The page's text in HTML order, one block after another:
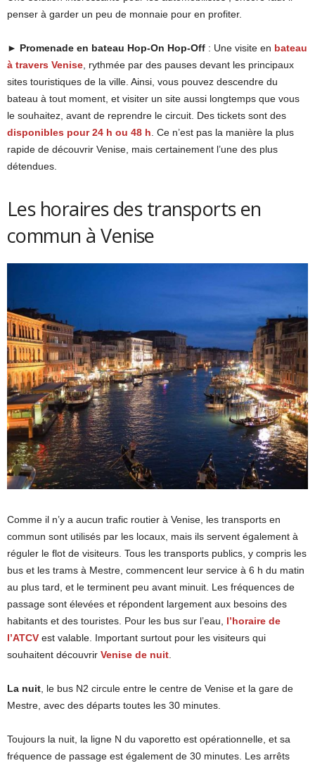
penser à garder un peu de monnaie pour en profiter.
► Promenade en bateau Hop-On Hop-Off : Une visite en bateau
à travers Venise , rythmée par des pauses devant les principaux
sites touristiques de la ville. Ainsi, vous pouvez descendre du
bateau à tout moment, et visiter un site aussi longtemps que vous
le souhaitez, avant de reprendre le circuit. Des tickets sont des
disponibles pour 24 h ou 48 h . Ce n’est pas la manière la plus
rapide de découvrir Venise, mais certainement l’une des plus
détendues.
Les horaires des transports en
commun à Venise
Comme il n’y a aucun trafic routier à Venise, les transports en
commun sont utilisés par les locaux, mais ils servent également à
réguler le flot de visiteurs. Tous les transports publics, y compris les
bus et les trams à Mestre, commencent leur service à 6 h du matin
au plus tard, et le terminent peu avant minuit. Les fréquences de
passage sont élevées et répondent largement aux besoins des
habitants et des touristes. Pour les bus sur l’eau, l’horaire de
l’ATCV est valable. Important surtout pour les visiteurs qui
souhaitent découvrir Venise de nuit
La nuit , le bus N2 circule entre le centre de Venise et la gare de
Mestre, avec des départs toutes les 30 minutes.
Toujours la nuit, la ligne N du vaporetto est opérationnelle, et sa
fréquence de passage est également de 30 minutes. Les arrêts